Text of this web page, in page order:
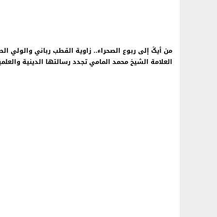
من أيݣ إلى ربوع الصحراء.. زاوية القطب رباني
العلامة الشيخ محمد المامي تجدد رسالتها الدينية